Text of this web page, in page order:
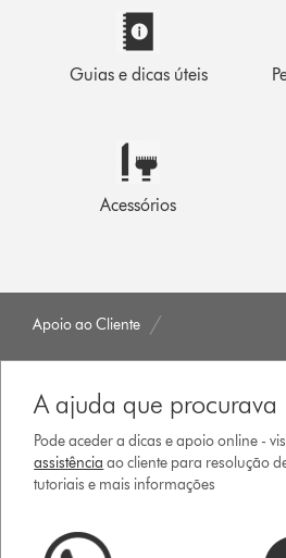
Guias e dicas úteis
Acessórios
Apoio ao Cliente
A ajuda que procurava
Pode aceder a dicas e apoio online -
assistência ao cliente para resolução
tutoriais e mais informações